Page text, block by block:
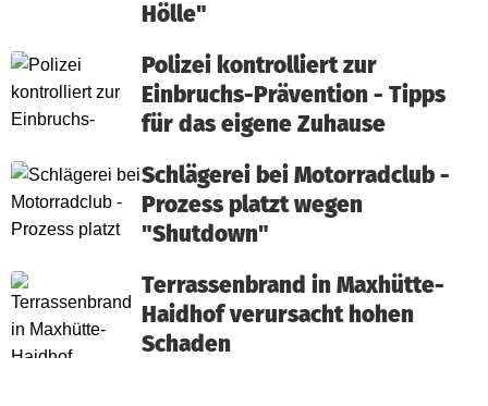
Hölle"
Polizei kontrolliert zur
Einbruchs-Prävention - Tipps
für das eigene Zuhause
Schlägerei bei Motorradclub -
Prozess platzt wegen
"Shutdown"
Terrassenbrand in Maxhütte-
Haidhof verursacht hohen
Schaden